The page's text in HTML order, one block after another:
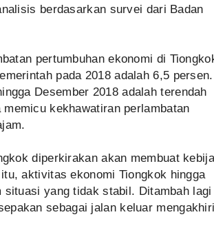
berdasarkan survei dari Badan
pertumbuhan ekonomi di
pada 2018 adalah 6,5 persen.
Desember 2018 adalah terendah
kekhawatiran perlambatan
diperkirakan akan membuat
aktivitas ekonomi Tiongkok hingga
yang tidak stabil. Ditambah lagi
sebagai jalan keluar mengakhiri